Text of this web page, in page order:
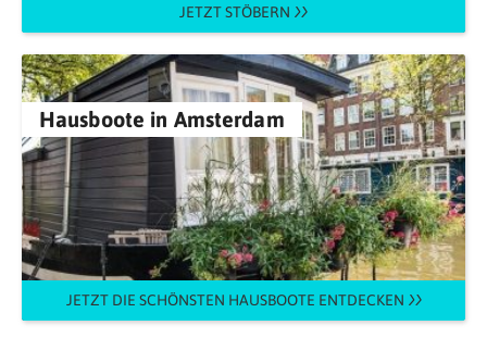
JETZT STÖBERN
Hausboote in Amsterdam
JETZT DIE SCHÖNSTEN HAUSBOOTE ENTDECKEN